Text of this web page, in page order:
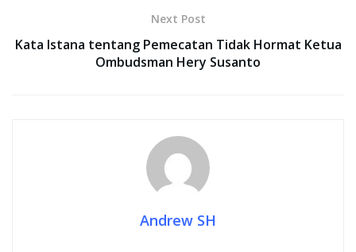
Next Post
Kata Istana tentang Pemecatan Tidak Hormat Ketua
Ombudsman Hery Susanto
Andrew SH